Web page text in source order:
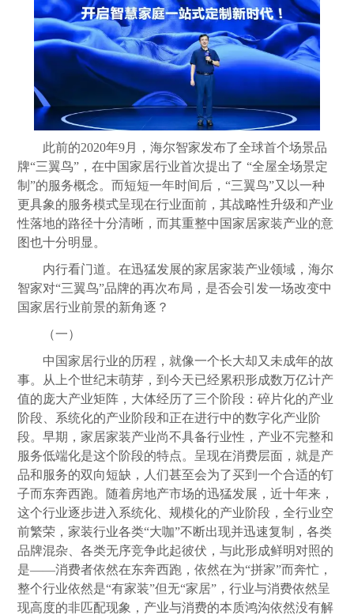
此前的2020年9月，海尔智家发布了全球首个场景品
牌“三翼鸟”，在中国家居行业首次提出了 “全屋全场景定
制”的服务概念。而短短一年时间后，“三翼鸟”又以一种
更具象的服务模式呈现在行业面前，其战略性升级和产业
性落地的路径十分清晰，而其重整中国家居家装产业的意
图也十分明显。
内行看门道。在迅猛发展的家居家装产业领域，海尔
智家对“三翼鸟”品牌的再次布局，是否会引发一场改变中
国家居行业前景的新角逐？
（一）
中国家居行业的历程，就像一个长大却又未成年的故
事。从上个世纪末萌芽，到今天已经累积形成数万亿计产
值的庞大产业矩阵，大体经历了三个阶段：碎片化的产业
阶段、系统化的产业阶段和正在进行中的数字化产业阶
段。早期，家居家装产业尚不具备行业性，产业不完整和
服务低端化是这个阶段的特点。呈现在消费层面，就是产
品和服务的双向短缺，人们甚至会为了买到一个合适的钉
子而东奔西跑。随着房地产市场的迅猛发展，近十年来，
这个行业逐步进入系统化、规模化的产业阶段，全行业空
前繁荣，家装行业各类“大咖”不断出现并迅速复制，各类
品牌混杂、各类无序竞争此起彼伏，与此形成鲜明对照的
是——消费者依然在东奔西跑，依然在为“拼家”而奔忙，
整个行业依然是“有家装”但无“家居”，行业与消费依然呈
现高度的非匹配现象，产业与消费的本质鸿沟依然没有解